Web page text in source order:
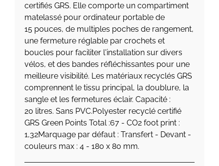
certifiés GRS. Elle comporte un compartiment
matelassé pour ordinateur portable de
15 pouces, de multiples poches de rangement,
une fermeture réglable par crochets et
boucles pour faciliter l'installation sur divers
vélos, et des bandes réfléchissantes pour une
meilleure visibilité. Les matériaux recyclés GRS
comprennent le tissu principal, la doublure, la
sangle et les fermetures éclair. Capacité :
20 litres. Sans PVC.Polyester recyclé certifié
GRS Green Points Total :67 - CO2 foot print :
1,32Marquage par défaut : Transfert - Devant -
couleurs max : 4 - 180 x 80 mm.